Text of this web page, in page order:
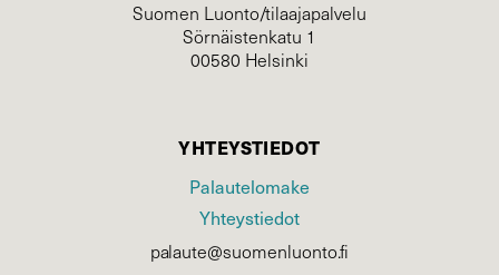
Suomen Luonto/tilaajapalvelu
Sörnäistenkatu 1
00580 Helsinki
YHTEYSTIEDOT
Palautelomake
Yhteystiedot
palaute@suomenluonto.fi